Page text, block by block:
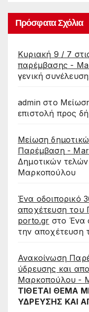
Πρόσφατα Σχόλια
Κυριακή 9 / 7
παρέμβασης -
γενική
admin στο
επιστολή προς
Μείωση
Παρέμβαση -
Δημοτικών
Μαρκοπούλου
Ένα οδοιπορικό
αποχέτευση
porto.gr στο Ένα
την αποχέτευση
Ανακοίνωση
ύδρευσης και
Μαρκοπούλου -
ΤΙΘΕΤΑΙ ΘΕΜΑ
ΥΔΡΕΥΣΗΣ ΚΑΙ